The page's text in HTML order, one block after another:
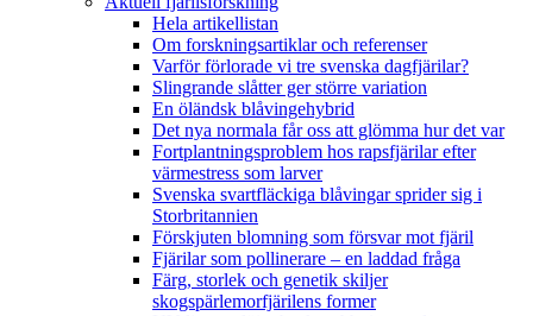
Hela artikellistan
Om forskningsartiklar och referenser
Varför förlorade vi tre svenska dagfjärilar?
Slingrande slåtter ger större variation
En öländsk blåvingehybrid
Det nya normala får oss att glömma hur det var
Fortplantningsproblem hos rapsfjärilar efter
värmestress som larver
Svenska svartfläckiga blåvingar sprider sig i
Storbritannien
Förskjuten blomning som försvar mot fjäril
Fjärilar som pollinerare – en laddad fråga
Färg, storlek och genetik skiljer
skogspärlemorfjärilens former